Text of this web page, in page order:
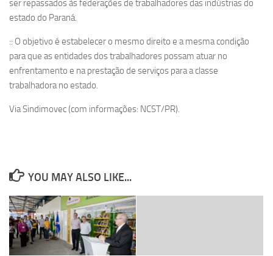
ser repassados às federações de trabalhadores das indústrias do
estado do Paraná.
:: O objetivo é estabelecer o mesmo direito e a mesma condição
para que as entidades dos trabalhadores possam atuar no
enfrentamento e na prestação de serviços para a classe
trabalhadora no estado.
Via Sindimovec (com informações: NCST/PR).
YOU MAY ALSO LIKE...